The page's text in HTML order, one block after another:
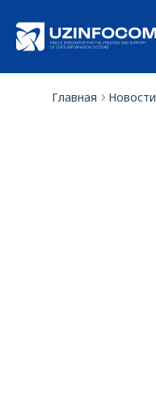
Главная Новости